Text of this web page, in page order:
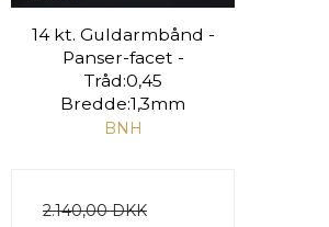
14 kt. Guldarmbånd -
Panser-facet -
Tråd:0,45
Bredde:1,3mm
BNH
2.140,00 DKK